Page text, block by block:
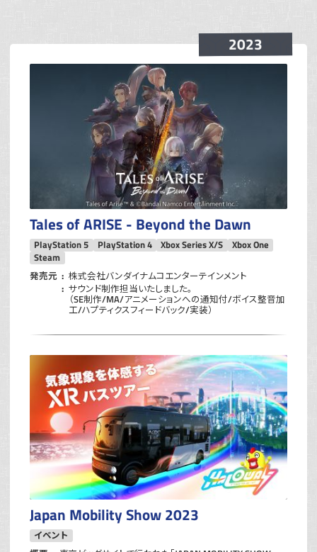
2023
Tales of ARISE - Beyond the Dawn
PlayStation 5 PlayStation 4 Xbox Series X/S
Xbox One
Steam
発売元
株式会社バンダイナムコエンターテインメント
サウンド制作担当いたしました。
（SE制作/MA/アニメーションへの通知付/ボイス整音加
工/ハプティクスフィードバック/実装）
Japan Mobility Show 2023
イベント